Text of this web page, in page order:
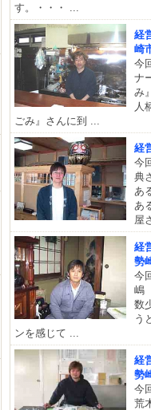
す。・・・ ...
経
崎
今
ナ
み
人
ごみ』さんに到 ...
経
今
典
あ
あ
屋
経
勢
今
嶋
数
う
ンを感じて ...
経
勢
今
荒